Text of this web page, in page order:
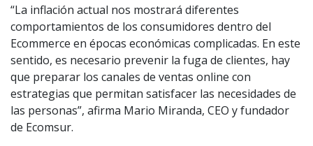
“La inflación actual nos mostrará diferentes
comportamientos de los consumidores dentro del
Ecommerce en épocas económicas complicadas. En este
sentido, es necesario prevenir la fuga de clientes, hay
que preparar los canales de ventas online con
estrategias que permitan satisfacer las necesidades de
las personas”, afirma Mario Miranda, CEO y fundador
de Ecomsur.